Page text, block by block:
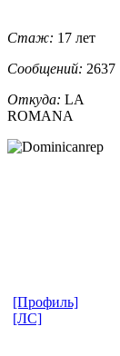
Стаж: 17 лет
Сообщений: 2637
Откуда: LA
ROMANA
[Профиль]
[ЛС]